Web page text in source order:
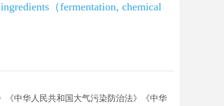
（fermentation, chemical
《中华人民共和国大气污染防治法》《中华